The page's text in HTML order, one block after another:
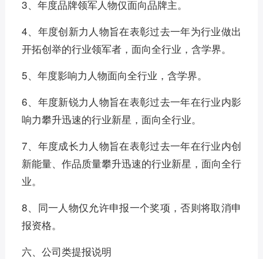
3、年度品牌领军人物仅面向品牌主。
4、年度创新力人物旨在表彰过去一年为行业做出
开拓创举的行业领军者，面向全行业，含学界。
5、年度影响力人物面向全行业，含学界。
6、年度新锐力人物旨在表彰过去一年在行业内影
响力攀升迅速的行业新星，面向全行业。
7、年度成长力人物旨在表彰过去一年在行业内创
新能量、作品质量攀升迅速的行业新星，面向全行
业。
8、同一人物仅允许申报一个奖项，否则将取消申
报资格。
六、公司类提报说明